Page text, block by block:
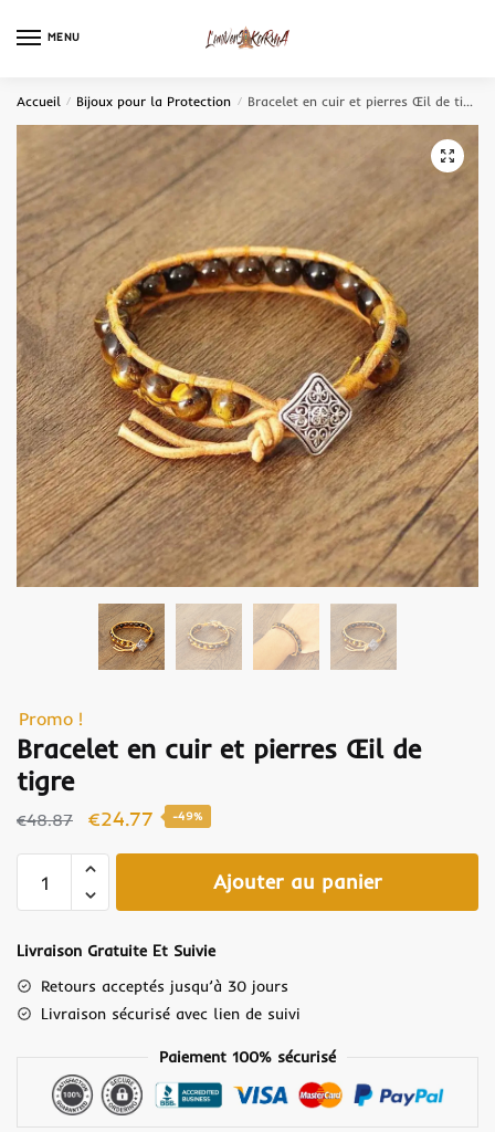
MENU
Accueil / Bijoux pour la Protection / Bracelet en cuir et pierres Œil de tigre
🔍
Promo !
Bracelet en cuir et pierres Œil de
tigre
€48.87 €24.77 -49%
Ajouter au panier
Livraison Gratuite Et Suivie
Retours acceptés jusqu’à 30 jours
Livraison sécurisé avec lien de suivi
Paiement 100% sécurisé